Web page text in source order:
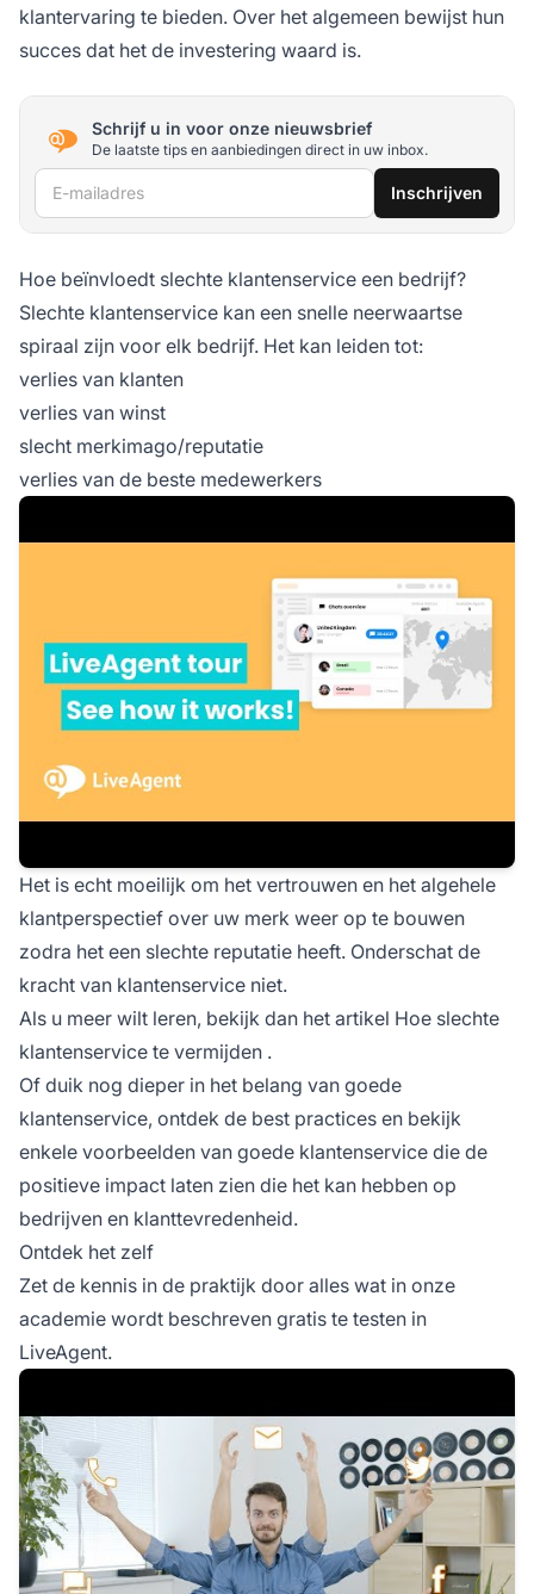
klantervaring te bieden. Over het algemeen bewijst hun
succes dat het de investering waard is.
Schrijf u in voor onze nieuwsbrief
De laatste tips en aanbiedingen direct in uw inbox.
E-mailadres Inschrijven
Hoe beïnvloedt slechte klantenservice een bedrijf?
Slechte klantenservice kan een snelle neerwaartse
spiraal zijn voor elk bedrijf. Het kan leiden tot:
verlies van klanten
verlies van winst
slecht merkimago/reputatie
verlies van de beste medewerkers
Het is echt moeilijk om het vertrouwen en het algehele
klantperspectief over uw merk weer op te bouwen
zodra het een slechte reputatie heeft. Onderschat de
kracht van klantenservice niet.
Als u meer wilt leren, bekijk dan het artikel Hoe slechte
klantenservice te vermijden .
Of duik nog dieper in het belang van goede
klantenservice, ontdek de best practices en bekijk
enkele voorbeelden van goede klantenservice die de
positieve impact laten zien die het kan hebben op
bedrijven en klanttevredenheid.
Ontdek het zelf
Zet de kennis in de praktijk door alles wat in onze
academie wordt beschreven gratis te testen in
LiveAgent.